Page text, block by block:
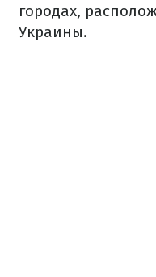
городах,
Украины.